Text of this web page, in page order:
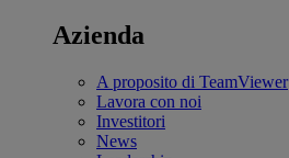
Azienda
A proposito di TeamViewer
Lavora con noi
Investitori
News